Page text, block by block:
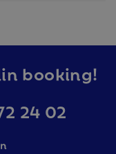
booking!
24 02